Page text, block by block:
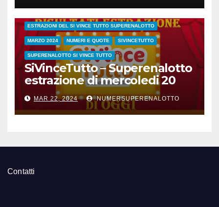
ESTRAZIONI DEL SI VINCE TUTTO SUPERENALOTTO
MARZO 2024 NUMERI E QUOTE SIVINCETUTTO
SUPERENALOTTO SI VINCE TUTTO
SiVinceTutto – Superenalotto
estrazione di mercoledi 20
marzo 2024 numeri vincenti
e quote
MAR 22, 2024 NUMERSUPERENALOTTO
Contatti